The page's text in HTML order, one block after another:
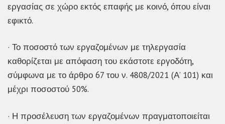
εργασίας σε χώρο εκτός επαφής με κοινό, όπου είναι
εφικτό.
· Το ποσοστό των εργαζομένων με τηλεργασία
καθορίζεται με απόφαση του εκάστοτε εργοδότη,
σύμφωνα με το άρθρο 67 του ν. 4808/2021 (Α’ 101) και
μέχρι ποσοστού 50%.
· Η προσέλευση των εργαζομένων πραγματοποιείται